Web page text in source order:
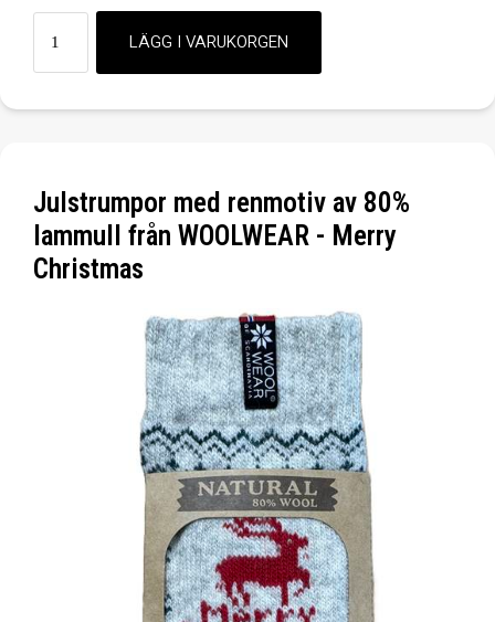
Julstrumpor med renmotiv av 80%
lammull från WOOLWEAR - Merry
Christmas